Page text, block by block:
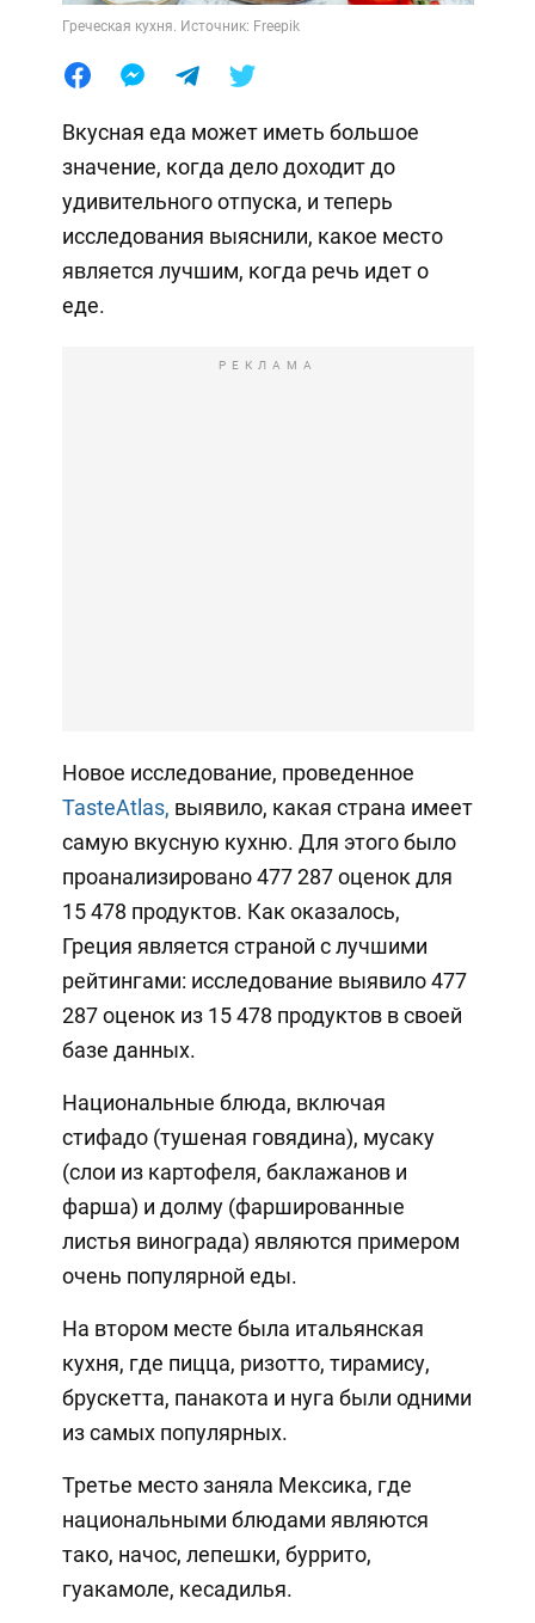
Греческая кухня. Источник: Freepik
Вкусная еда может иметь большое
значение, когда дело доходит до
удивительного отпуска, и теперь
исследования выяснили, какое место
является лучшим, когда речь идет о
еде.
РЕКЛАМА
Новое исследование, проведенное
TasteAtlas, выявило, какая страна имеет
самую вкусную кухню. Для этого было
проанализировано 477 287 оценок для
15 478 продуктов. Как оказалось,
Греция является страной с лучшими
рейтингами: исследование выявило 477
287 оценок из 15 478 продуктов в своей
базе данных.
Национальные блюда, включая
стифадо (тушеная говядина), мусаку
(слои из картофеля, баклажанов и
фарша) и долму (фаршированные
листья винограда) являются примером
очень популярной еды.
На втором месте была итальянская
кухня, где пицца, ризотто, тирамису,
брускетта, панакота и нуга были одними
из самых популярных.
Третье место заняла Мексика, где
национальными блюдами являются
тако, начос, лепешки, буррито,
гуакамоле, кесадилья.